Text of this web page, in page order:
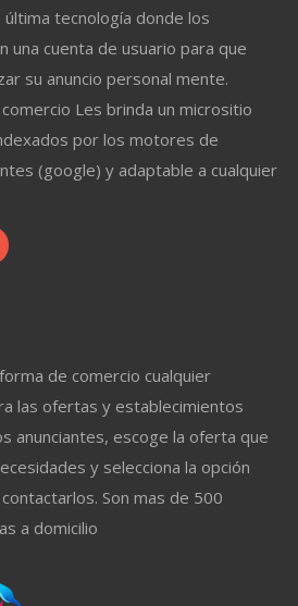
tecnología donde los
una cuenta de usuario para que
su anuncio personal mente.
Les brinda un micrositio
por los motores de
(google) y adaptable a cualquier
de comercio cualquier
las ofertas y establecimientos
anunciantes, escoge la oferta que
y selecciona la opción
Son mas de 500
a domicilio